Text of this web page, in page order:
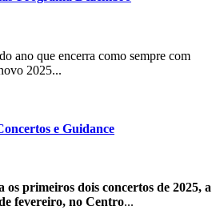
ano que encerra como sempre com
2025...
e Guidance
os primeiros dois concertos de 2025, a
fevereiro, no Centro...